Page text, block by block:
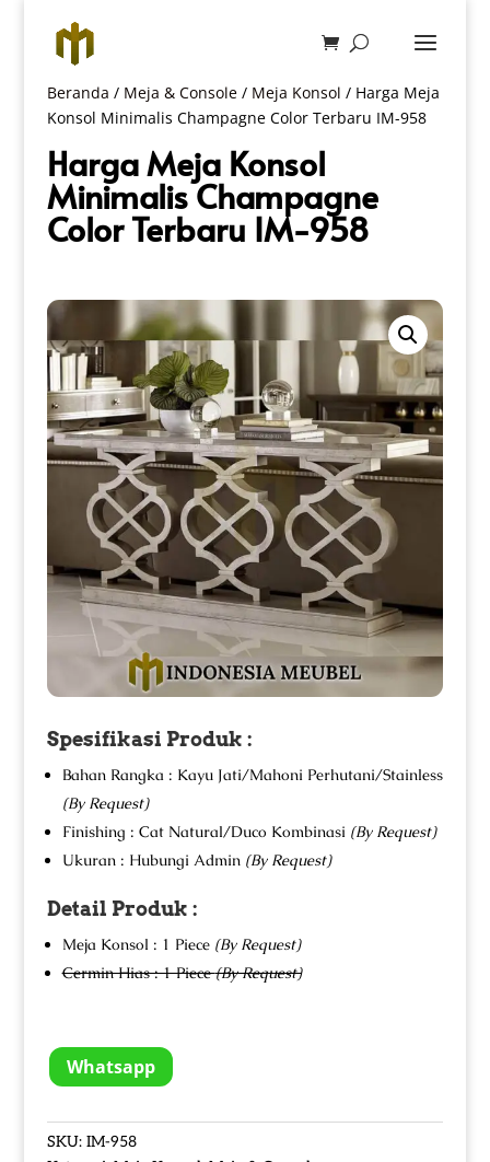
Beranda / Meja & Console/ Meja Konsol / Harga Meja
Konsol Minimalis Champagne Color Terbaru IM-958
Harga Meja Konsol
Minimalis Champagne
Color Terbaru IM-958
Spesifikasi Produk :
Bahan Rangka : Kayu Jati/Mahoni Perhutani/Stainless
(By Request)
Finishing : Cat Natural/Duco Kombinasi (By Request)
Ukuran : Hubungi Admin (By Request)
Detail Produk :
Meja Konsol : 1 Piece (By Request)
Cermin Hias : 1 Piece(By Request)
Whatsapp
SKU: IM-958